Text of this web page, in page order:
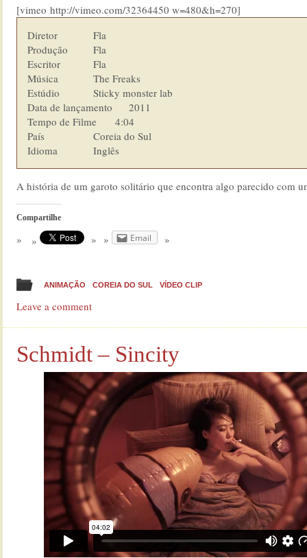
[vimeo http://vimeo.com/32364450 w=480&h=270]
Diretor         	Fla
Produção        	Fla
Escritor        	Fla
Música          	The Freaks
Estúdio  	        Sticky monster lab
Data de lançamento      2011
Tempo de Filme    	4:04
País            	Coreia do Sul
Idioma  	        Inglês
A história de um garoto solitário que encontra algo parecido com
Compartilhe
Email
ANIMAÇÃO COREIA DO SUL VÍDEO CLIP
Leave a comment
Schmidt – Sincity